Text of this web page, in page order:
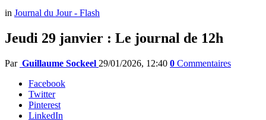
in Journal du Jour - Flash
Jeudi 29 janvier : Le journal de 12h
Par Guillaume Sockeel 29/01/2026, 12:40 0 Commentaires
Facebook
Twitter
Pinterest
LinkedIn